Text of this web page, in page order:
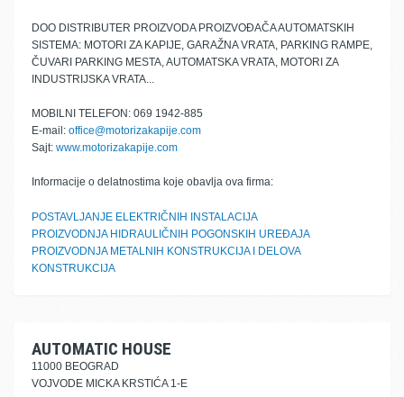
DOO DISTRIBUTER PROIZVODA PROIZVOĐAČA AUTOMATSKIH
SISTEMA: MOTORI ZA KAPIJE, GARAŽNA VRATA, PARKING RAMPE,
ČUVARI PARKING MESTA, AUTOMATSKA VRATA, MOTORI ZA
INDUSTRIJSKA VRATA...
MOBILNI TELEFON: 069 1942-885
E-mail: office@motorizakapije.com
Sajt: www.motorizakapije.com
Informacije o delatnostima koje obavlja ova firma:
POSTAVLJANJE ELEKTRIČNIH INSTALACIJA
PROIZVODNJA HIDRAULIČNIH POGONSKIH UREĐAJA
PROIZVODNJA METALNIH KONSTRUKCIJA I DELOVA
KONSTRUKCIJA
AUTOMATIC HOUSE
11000 BEOGRAD
VOJVODE MICKA KRSTIĆA 1-E